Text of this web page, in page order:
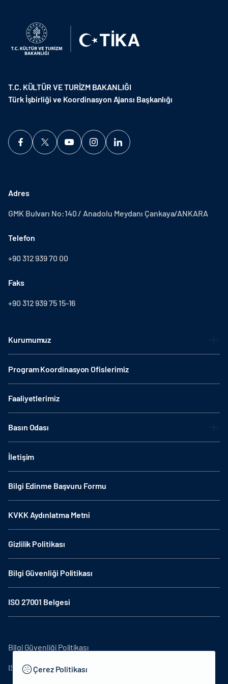
T.C. KÜLTÜR VE TURİZM BAKANLIĞI
Türk İşbirliği ve Koordinasyon Ajansı Başkanlığı
Adres
GMK Bulvarı No:140 / Anadolu Meydanı Çankaya/ANKARA
Telefon
+90 312 939 70 00
Faks
+90 312 939 75 15-16
Kurumumuz
Program Koordinasyon Ofislerimiz
Faaliyetlerimiz
Basın Odası
İletişim
Bilgi Edinme Başvuru Formu
KVKK Aydınlatma Metni
Gizlilik Politikası
Bilgi Güvenliği Politikası
ISO 27001 Belgesi
Bilgi Güvenliği Politikası
ISO27001Çerez Politikası